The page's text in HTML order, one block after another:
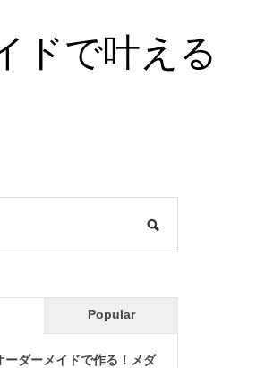
ドで叶える
Popular
ーダーメイドで作る！メダ